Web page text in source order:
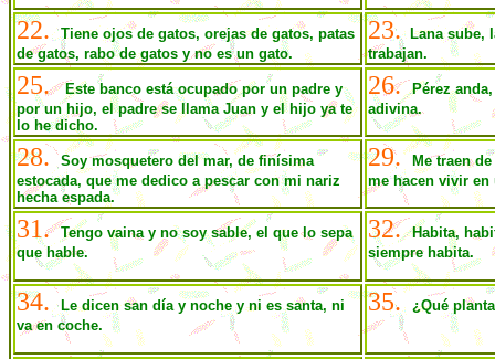
22.
Tiene ojos de gatos, orejas de gatos, patas
de gatos, rabo de gatos y no es un gato.
23.
Lana sube,
trabajan.
25.
Este banco está ocupado por un padre y
por un hijo, el padre se llama Juan y el hijo ya te
lo he dicho.
26.
Pérez
adivina.
28.
Soy mosquetero del mar, de finísima
estocada, que me dedico a pescar con mi nariz
hecha espada.
29.
Me traen
me hacen vivir en
31.
Tengo vaina y no soy sable, el que lo sepa
que hable.
32.
Habita,
siempre habita.
34.
Le dicen san día y noche y ni es santa, ni
va en coche.
35. ¿Qué